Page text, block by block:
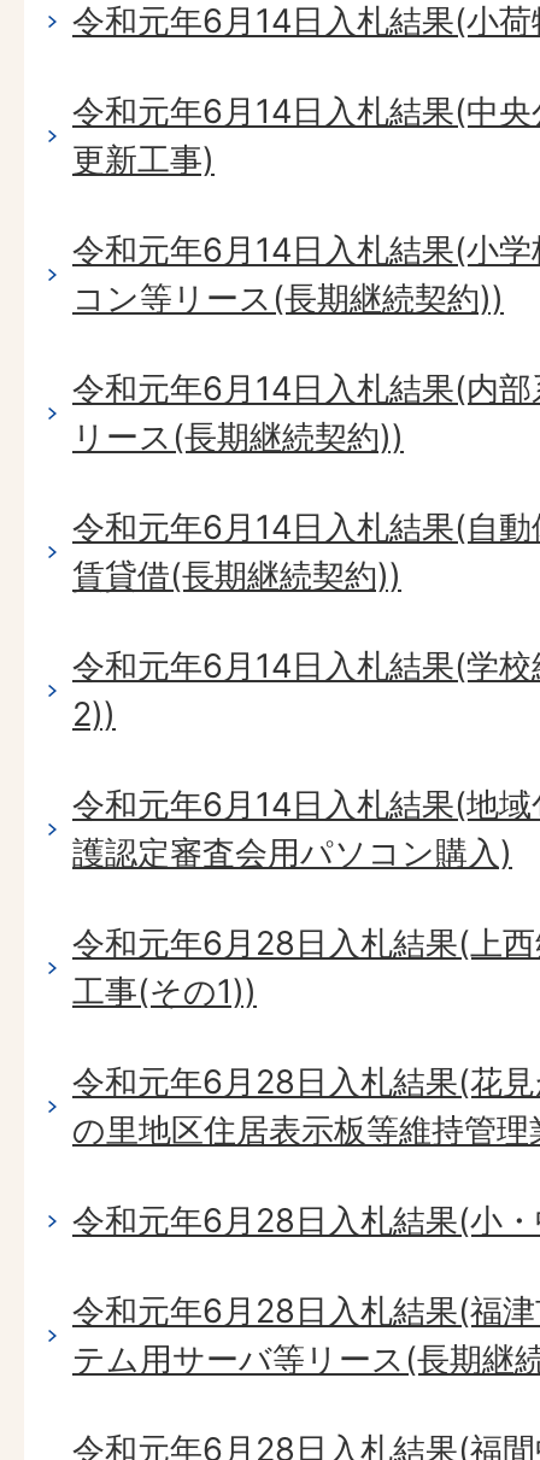
令和元年6月14日入札結果(小
令和元年6月14日入札結果(中
更新工事)
令和元年6月14日入札結果(小
コン等リース(長期継続契約))
令和元年6月14日入札結果(内
リース(長期継続契約))
令和元年6月14日入札結果(自
賃貸借(長期継続契約))
令和元年6月14日入札結果(学
2))
令和元年6月14日入札結果(地
護認定審査会用パソコン購入)
令和元年6月28日入札結果(上
工事(その1))
令和元年6月28日入札結果(花
の里地区住居表示板等維持管
令和元年6月28日入札結果(小
令和元年6月28日入札結果(福
テム用サーバ等リース(長期継
令和元年6月28日入札結果(福